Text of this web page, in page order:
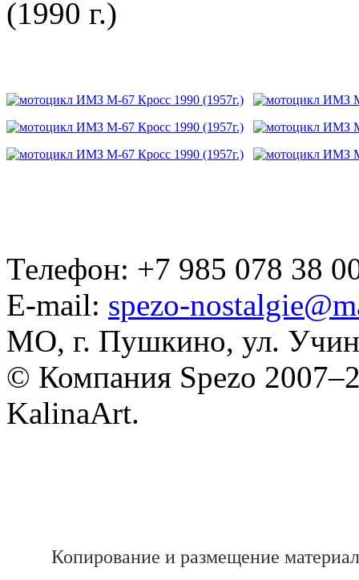
(1990 г.)
Телефон: +7 985 078 38
E-mail: spezo-
МО, г. Пушкино, ул.
© Компания Spezo
KalinaArt.
Копирование и размещение